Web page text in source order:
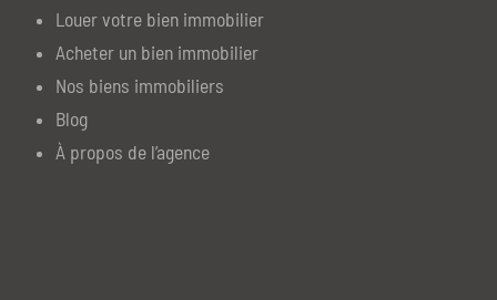
Louer votre bien immobilier
Acheter un bien immobilier
Nos biens immobiliers
Blog
À propos de l’agence